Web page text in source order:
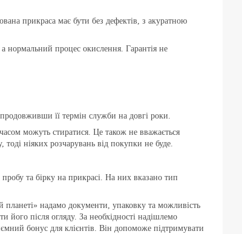
прикраса має бути без дефектів, з акуратною
нормальний процес окислення. Гарантія не
її термін служби на довгі роки.
можуть стиратися. Це також не вважається
ніяких розчарувань від покупки не буде.
та бірку на прикрасі. На них вказано тип
надамо документи, упаковку та можливість
після огляду. За необхідності надішлемо
бонус для клієнтів. Він допоможе підтримувати